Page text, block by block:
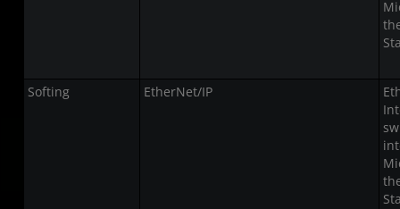
Softing EtherNet/IP